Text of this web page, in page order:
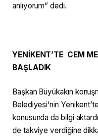
anlıyorum” dedi.
YENİKENT’TE CEM
BAŞLADIK
Başkan Büyükakın
Belediyesi’nin
konusunda da bilgi
de takviye verdiğine